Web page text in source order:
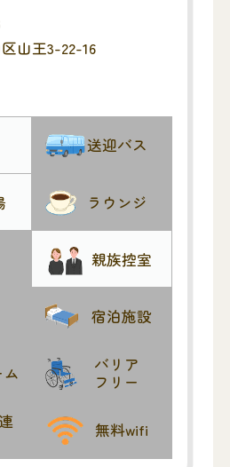
式(ご葬儀)までを同斎
寄りの火葬場へ移動す
。また、1日1組貸切タ
と交わることなく、ゆ
ただけます。公共交通
立地にあり、ご参列の
です。
年に建立。以来700年
灯が継承されている日
善慶寺が一般に知られ
は1677年に起きた義民
いかかわりによるもの
に苦しむ当地の農民の
直訴を決意。たとえ成
して極刑を覚悟の計画
直前に藩主に取り押さ
えなく打ち首となって
任の埋葬は固く禁じら
たが、村人は6人の勇気
山王3-22-16
送迎バス
ラウンジ
親族控室
宿泊施設
バリア
フリー
無料wifi